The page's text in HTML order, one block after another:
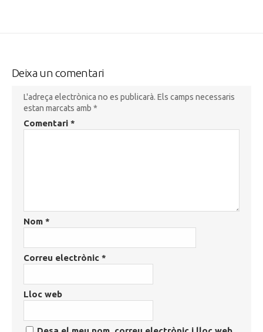
Deixa un comentari
L'adreça electrònica no es publicarà. Els camps necessaris
estan marcats amb *
Comentari *
Nom *
Correu electrònic *
Lloc web